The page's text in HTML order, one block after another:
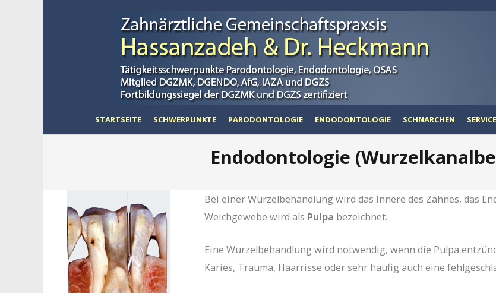
STARTSEITE SCHWERPUNKTE PARODONTOLOGIE ENDODONTOLOGIE SCHNARCHEN SERVICE
Endodontologie
Bei einer Wurzelbehandlung wird das Innere des Zahnes, das
Weichgewebe wird als Pulpa bezeichnet.
Eine Wurzelbehandlung wird notwendig, wenn die Pulpa
Karies, Trauma, Haarrisse oder sehr häufig auch eine